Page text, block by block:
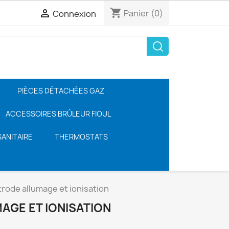
 Connexion shopping_cart Panier (0)
PIÈCES DÉTACHÉES GAZ
ACCESSOIRES BRÛLEUR FIOUL
THERMOSTATS
allumage et ionisation
ET IONISATION